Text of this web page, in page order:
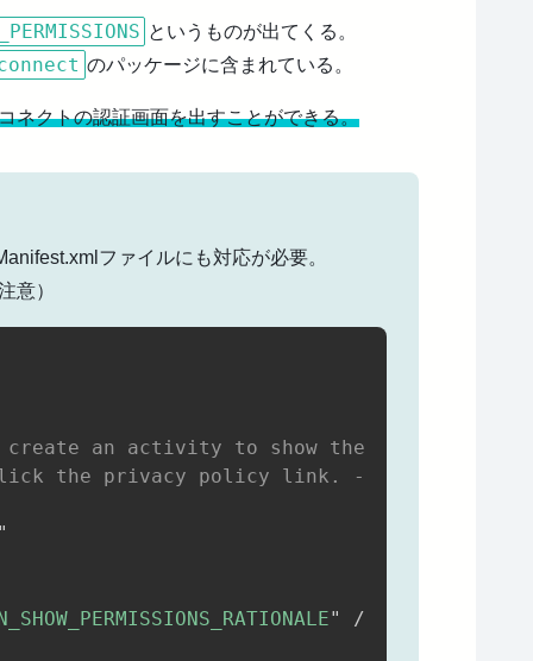
というものが出てくる。
のパッケージに含まれている。
ネクトの認証画面を出すことができる。
ファイルにも対応が必要。
意）
an activity to show the rationale
the privacy policy link. -->
"
"
/>